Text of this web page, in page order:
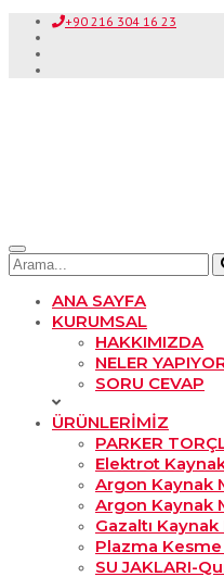
+90 216 304 16 23
ANA SAYFA
KURUMSAL
HAKKIMIZDA
NELER
SORU CEVAP
ÜRÜNLERİMİZ
PARKER
Elektrot
Argon Kaynak
Argon Kaynak
Gazaltı
Plazma
SU JAKLARI-